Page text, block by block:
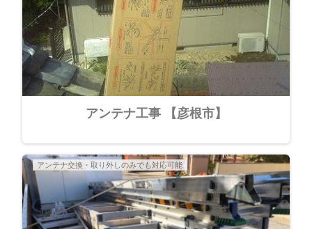
アンテナ工事 【彦根市】
アンテナ交換・取り外しのみでも対応可能